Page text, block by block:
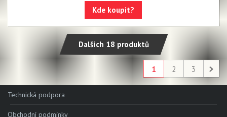
Kde koupit?
Dalších 18 produktů
1 2 3
Technická podpora
Obchodní podmínky